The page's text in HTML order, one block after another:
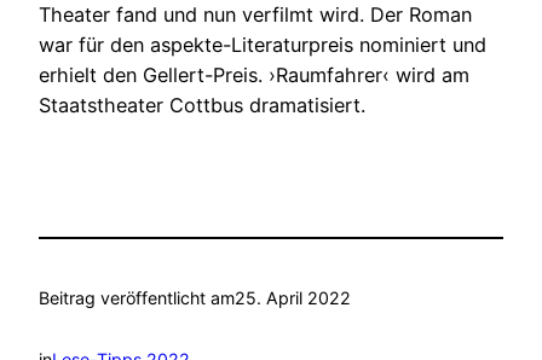
Theater fand und nun verfilmt wird. Der Roman
war für den aspekte-Literaturpreis nominiert und
erhielt den Gellert-Preis. ›Raumfahrer‹ wird am
Staatstheater Cottbus dramatisiert.
Beitrag veröffentlicht am25. April 2022